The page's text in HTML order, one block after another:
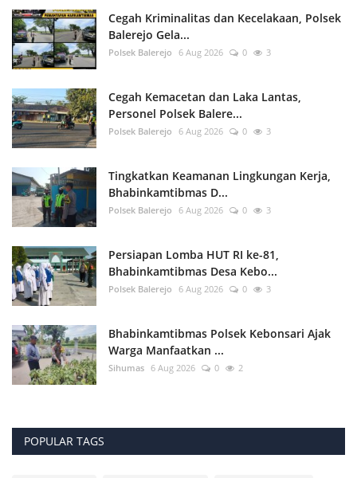
Cegah Kriminalitas dan Kecelakaan, Polsek
Balerejo Gela...
Polsek Balerejo 6 Aug 2026 0 3
Cegah Kemacetan dan Laka Lantas,
Personel Polsek Balere...
Polsek Balerejo 6 Aug 2026 0 3
Tingkatkan Keamanan Lingkungan Kerja,
Bhabinkamtibmas D...
Polsek Balerejo 6 Aug 2026 0 3
Persiapan Lomba HUT RI ke-81,
Bhabinkamtibmas Desa Kebo...
Polsek Balerejo 6 Aug 2026 0 3
Bhabinkamtibmas Polsek Kebonsari Ajak
Warga Manfaatkan ...
Sihumas 6 Aug 2026 0 2
POPULAR TAGS